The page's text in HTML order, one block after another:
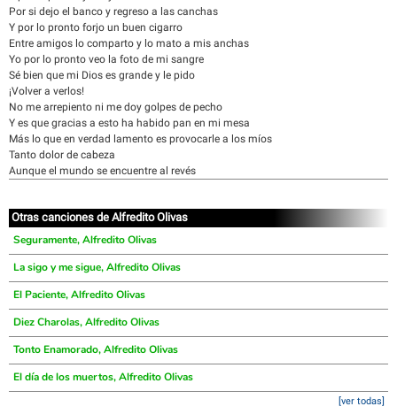
Por si dejo el banco y regreso a las canchas
Y por lo pronto forjo un buen cigarro
Entre amigos lo comparto y lo mato a mis anchas
Yo por lo pronto veo la foto de mi sangre
Sé bien que mi Dios es grande y le pido
¡Volver a verlos!
No me arrepiento ni me doy golpes de pecho
Y es que gracias a esto ha habido pan en mi mesa
Más lo que en verdad lamento es provocarle a los míos
Tanto dolor de cabeza
Aunque el mundo se encuentre al revés
Otras canciones de Alfredito Olivas
Seguramente, Alfredito Olivas
La sigo y me sigue, Alfredito Olivas
El Paciente, Alfredito Olivas
Diez Charolas, Alfredito Olivas
Tonto Enamorado, Alfredito Olivas
El día de los muertos, Alfredito Olivas
[ver todas]